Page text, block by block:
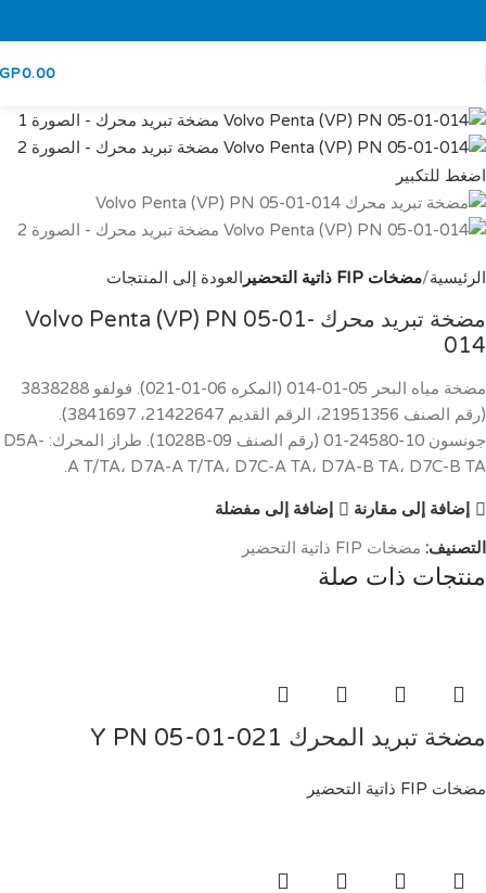
0.00
اضغط للتكبير
الرئيسية مضخات FIP ذاتية التحضير العودة إلى المنتجات
مضخة تبريد محرك Volvo Penta (VP) PN 05-01-
014
مضخة مياه البحر 05-01-014 (المكره 06-01-021). فولفو 3838288
(رقم الصنف 21951356، الرقم القديم 21422647، 3841697).
جونسون 10-24580-01 (رقم الصنف 09-1028B). طراز المحرك: D5A-
A T/TA، D7A-A T/TA، D7C-A TA، D7A-B TA، D7C-B TA.
إضافة إلى مقارنة
إضافة إلى مفضلة
التصنيف: مضخات FIP ذاتية التحضير
منتجات ذات صلة
مضخة تبريد المحرك Y PN 05-01-021
مضخات FIP ذاتية التحضير